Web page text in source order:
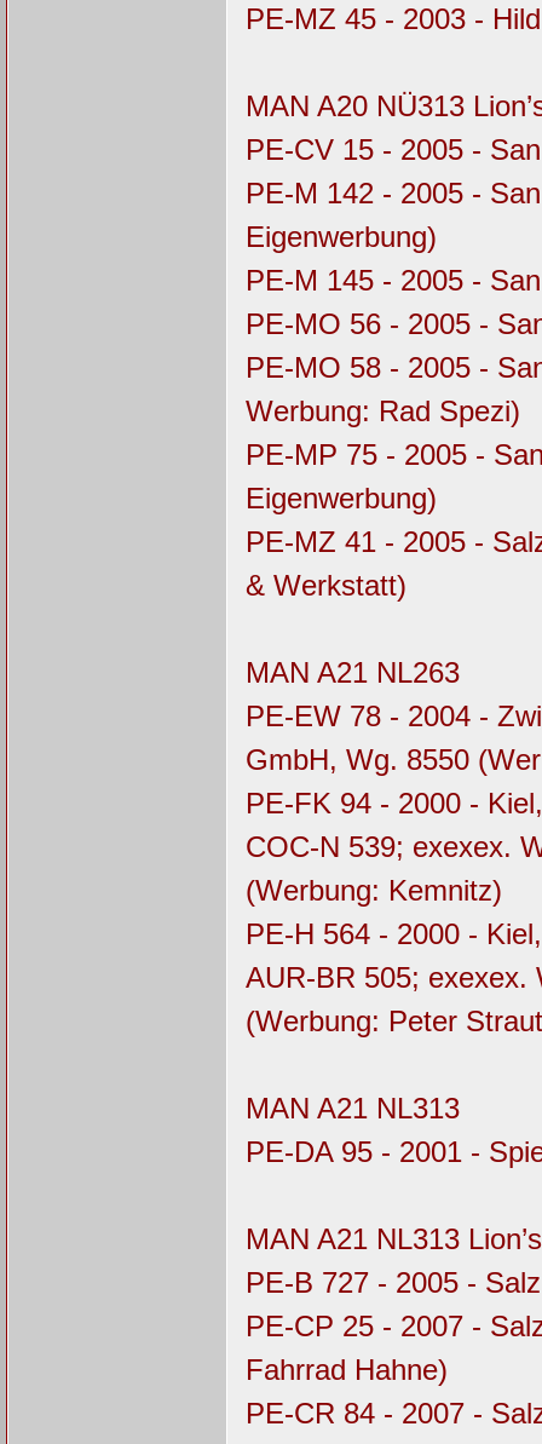
PE-MZ 45 - 2003 -
MAN A20 NÜ313
PE-CV 15 - 2005 -
PE-M 142 - 2005 -
Eigenwerbung)
PE-M 145 - 2005 -
PE-MO 56 - 2005 -
PE-MO 58 - 2005 -
Werbung: Rad Spezi)
PE-MP 75 - 2005 -
Eigenwerbung)
PE-MZ 41 - 2005 -
& Werkstatt)
MAN A21 NL263
PE-EW 78 - 2004 -
GmbH, Wg. 8550
PE-FK 94 - 2000 -
COC-N 539; exexex.
(Werbung: Kemnitz)
PE-H 564 - 2000 -
AUR-BR 505; exexex.
(Werbung: Peter
MAN A21 NL313
PE-DA 95 - 2001 -
MAN A21 NL313
PE-B 727 - 2005 -
PE-CP 25 - 2007 -
Fahrrad Hahne)
PE-CR 84 - 2007 -